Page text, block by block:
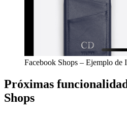
Facebook Shops – Ejemplo de
Próximas
Shops